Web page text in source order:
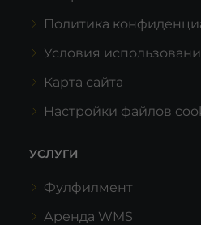
Политика
Условия
Карта сайта
Настройки файлов
УСЛУГИ
Фулфилмент
Аренда WMS